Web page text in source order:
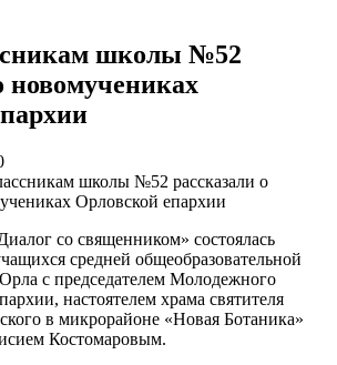
школы №52
новомучениках
со священником» состоялась
средней общеобразовательной
с председателем Молодежного
настоятелем храма святителя
в микрорайоне «Новая Ботаника»
Костомаровым.